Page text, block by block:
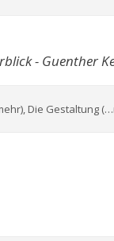
- Guenther
Die Gestaltung